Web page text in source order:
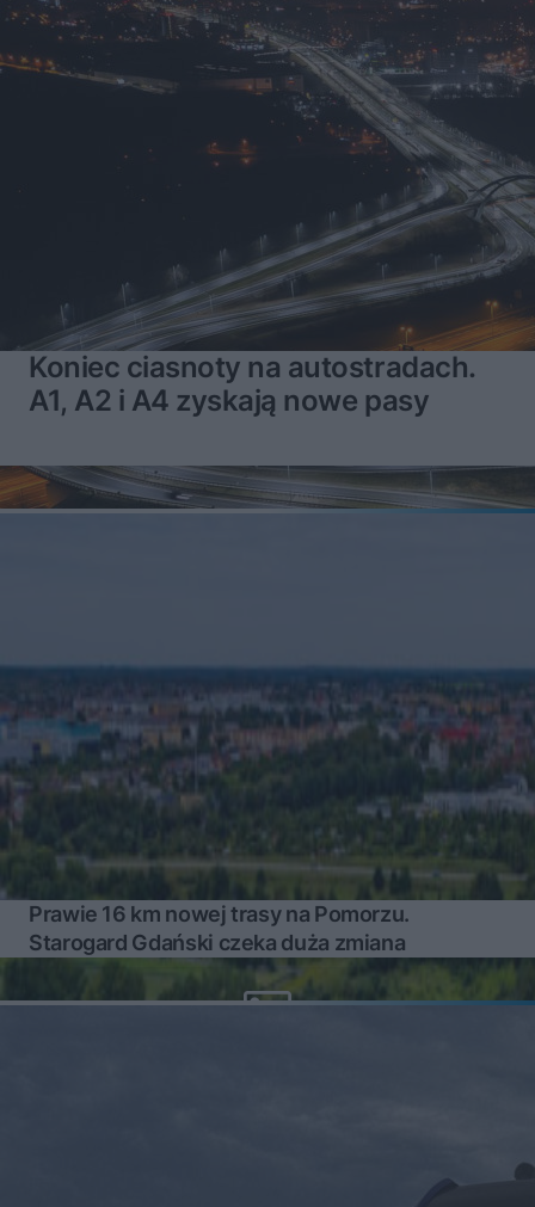
Koniec ciasnoty na autostradach.
A1, A2 i A4 zyskają nowe pasy
Prawie 16 km nowej trasy na Pomorzu.
Starogard Gdański czeka duża zmiana